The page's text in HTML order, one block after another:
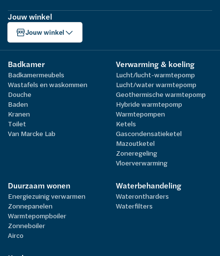
Jouw winkel
Jouw winkel
Badkamer
Badkamermeubels
Wastafels en waskommen
Douche
Baden
Kranen
Toilet
Van Marcke Lab
Verwarming & koeling
Lucht/lucht-warmtepomp
Lucht/water warmtepomp
Geothermische warmtepomp
Hybride warmtepomp
Warmtepompen
Ketels
Gascondensatieketel
Mazoutketel
Zoneregeling
Vloerverwarming
Duurzaam wonen
Energiezuinig verwarmen
Zonnepanelen
Warmtepompboiler
Zonneboiler
Airco
Waterbehandeling
Waterontharders
Waterfilters